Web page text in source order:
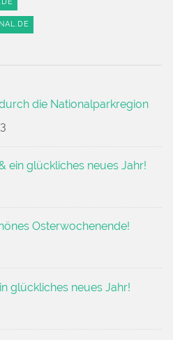
die Nationalparkregion
ein glückliches neues Jahr!
Osterwochenende!
glückliches neues Jahr!